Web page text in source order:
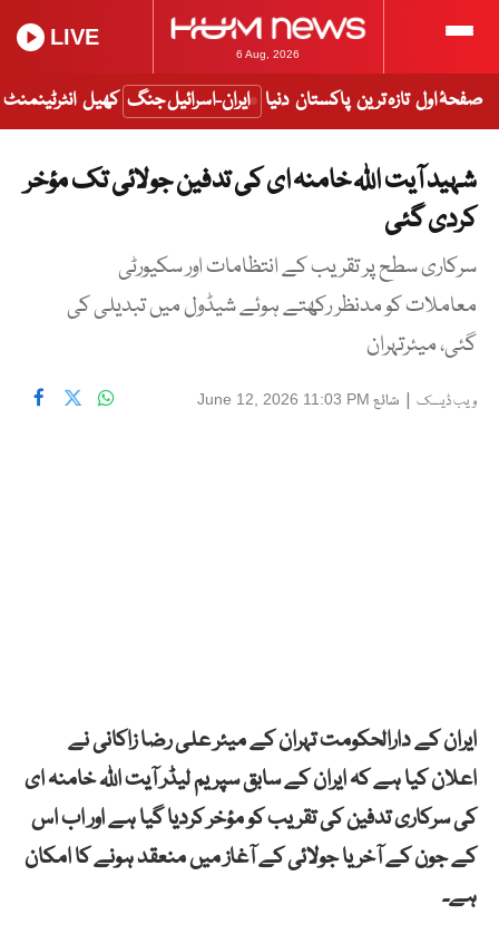
6 Aug, 2026
LIVE
صفحۂ اول تازہ ترین پاکستان دنیا ایران-اسرائیل جنگ کھیل انٹرٹینمنٹ
شہید آیت اللہ خامنہ ای کی تدفین جولائی تک مؤخر
کردی گئی
سرکاری سطح پر تقریب کے انتظامات اور سکیورٹی
معاملات کو مدنظر رکھتے ہوئے شیڈول میں تبدیلی کی
گئی، میئرتہران
ویب ڈیسک | شائع June 12, 2026 11:03 PM
ایران کے دارالحکومت تہران کے میئر علی رضا زاکانی نے
اعلان کیا ہے کہ ایران کے سابق سپریم لیڈر آیت اللہ خامنہ ای
کی سرکاری تدفین کی تقریب کو مؤخر کردیا گیا ہے اور اب اس
کے جون کے آخر یا جولائی کے آغاز میں منعقد ہونے کا امکان
ہے۔